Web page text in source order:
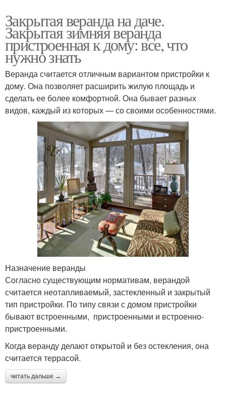
Закрытая веранда на даче.
Закрытая зимняя веранда
пристроенная к дому: все, что
нужно знать
Веранда считается отличным вариантом пристройки к
дому. Она позволяет расширить жилую площадь и
сделать ее более комфортной. Она бывает разных
видов, каждый из которых — со своими особенностями.
Назначение веранды
Согласно существующим нормативам, верандой
считается неотапливаемый, застекленный и закрытый
тип пристройки. По типу связи с домом пристройки
бывают встроенными, пристроенными и встроенно-
пристроенными.
Когда веранду делают открытой и без остекления, она
считается террасой.
читать дальше →